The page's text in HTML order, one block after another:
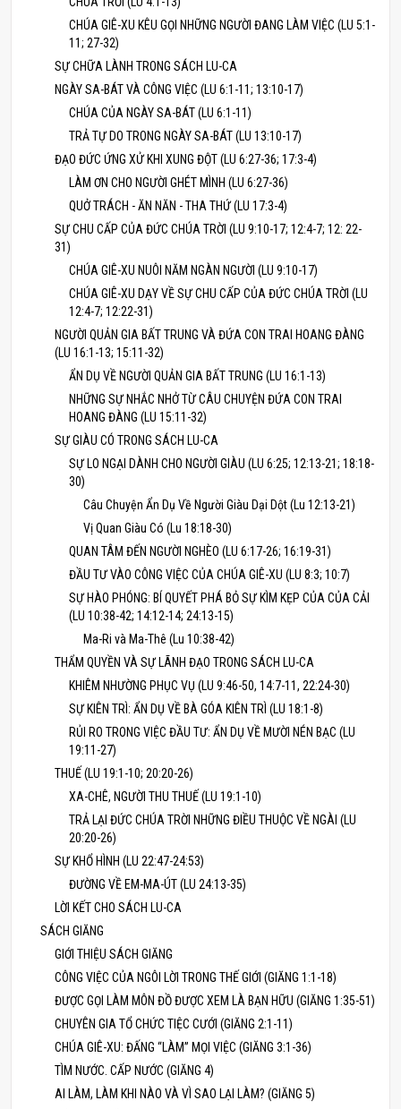
CHÚA GIÊ-XU KÊU GỌI NHỮNG NGƯỜI ĐANG LÀM VIỆC (LU 5:1-
11; 27-32)
SỰ CHỮA LÀNH TRONG SÁCH LU-CA
NGÀY SA-BÁT VÀ CÔNG VIỆC (LU 6:1-11; 13:10-17)
CHÚA CỦA NGÀY SA-BÁT (LU 6:1-11)
TRẢ TỰ DO TRONG NGÀY SA-BÁT (LU 13:10-17)
ĐẠO ĐỨC ỨNG XỬ KHI XUNG ĐỘT (LU 6:27-36; 17:3-4)
LÀM ƠN CHO NGƯỜI GHÉT MÌNH (LU 6:27-36)
QUỞ TRÁCH - ĂN NĂN - THA THỨ (LU 17:3-4)
SỰ CHU CẤP CỦA ĐỨC CHÚA TRỜI (LU 9:10-17; 12:4-7; 12: 22-
31)
CHÚA GIÊ-XU NUÔI NĂM NGÀN NGƯỜI (LU 9:10-17)
CHÚA GIÊ-XU DẠY VỀ SỰ CHU CẤP CỦA ĐỨC CHÚA TRỜI (LU
12:4-7; 12:22-31)
NGƯỜI QUẢN GIA BẤT TRUNG VÀ ĐỨA CON TRAI HOANG ĐÀNG
(LU 16:1-13; 15:11-32)
ẨN DỤ VỀ NGƯỜI QUẢN GIA BẤT TRUNG (LU 16:1-13)
NHỮNG SỰ NHẮC NHỞ TỪ CÂU CHUYỆN ĐỨA CON TRAI
HOANG ĐÀNG (LU 15:11-32)
SỰ GIÀU CÓ TRONG SÁCH LU-CA
SỰ LO NGẠI DÀNH CHO NGƯỜI GIÀU (LU 6:25; 12:13-21; 18:18-
30)
Câu Chuyện Ẩn Dụ Về Người Giàu Dại Dột (Lu 12:13-21)
Vị Quan Giàu Có (Lu 18:18-30)
QUAN TÂM ĐẾN NGƯỜI NGHÈO (LU 6:17-26; 16:19-31)
ĐẦU TƯ VÀO CÔNG VIỆC CỦA CHÚA GIÊ-XU (LU 8:3; 10:7)
SỰ HÀO PHÓNG: BÍ QUYẾT PHÁ BỎ SỰ KÌM KẸP CỦA CỦA CẢI
(LU 10:38-42; 14:12-14; 24:13-15)
Ma-Ri và Ma-Thê (Lu 10:38-42)
THẨM QUYỀN VÀ SỰ LÃNH ĐẠO TRONG SÁCH LU-CA
KHIÊM NHƯỜNG PHỤC VỤ (LU 9:46-50, 14:7-11, 22:24-30)
SỰ KIÊN TRÌ: ẨN DỤ VỀ BÀ GÓA KIÊN TRÌ (LU 18:1-8)
RỦI RO TRONG VIỆC ĐẦU TƯ: ẨN DỤ VỀ MƯỜI NÉN BẠC (LU
19:11-27)
THUẾ (LU 19:1-10; 20:20-26)
XA-CHÊ, NGƯỜI THU THUẾ (LU 19:1-10)
TRẢ LẠI ĐỨC CHÚA TRỜI NHỮNG ĐIỀU THUỘC VỀ NGÀI (LU
20:20-26)
SỰ KHỔ HÌNH (LU 22:47-24:53)
ĐƯỜNG VỀ EM-MA-ÚT (LU 24:13-35)
LỜI KẾT CHO SÁCH LU-CA
SÁCH GIĂNG
GIỚI THIỆU SÁCH GIĂNG
CÔNG VIỆC CỦA NGÔI LỜI TRONG THẾ GIỚI (GIĂNG 1:1-18)
ĐƯỢC GỌI LÀM MÔN ĐỒ ĐƯỢC XEM LÀ BẠN HỮU (GIĂNG 1:35-51)
CHUYÊN GIA TỔ CHỨC TIỆC CƯỚI (GIĂNG 2:1-11)
CHÚA GIÊ-XU: ĐẤNG “LÀM” MỌI VIỆC (GIĂNG 3:1-36)
TÌM NƯỚC. CẤP NƯỚC (GIĂNG 4)
AI LÀM, LÀM KHI NÀO VÀ VÌ SAO LẠI LÀM? (GIĂNG 5)